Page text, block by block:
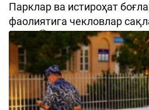
Парклар ва истироҳат
фаолиятига чекловлар